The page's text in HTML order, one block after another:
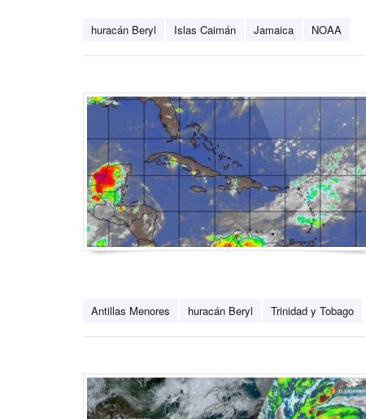
huracán Beryl Islas Caimán Jamaica NOAA
Antillas Menores huracán Beryl Trinidad y Tobago